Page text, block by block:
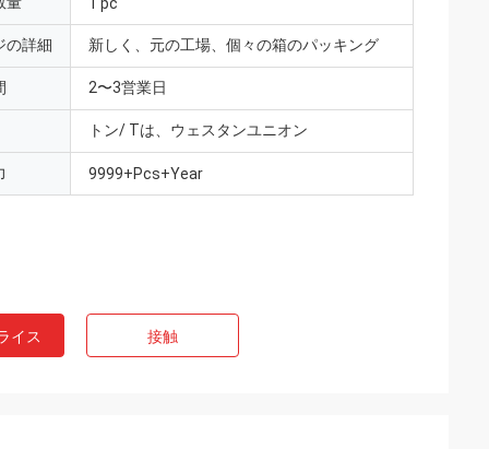
の詳細 新しく、元の工場、個々の箱のパッキング
2〜3営業日
トン/ Tは、ウェスタンユニオン
9999+Pcs+Year
イス 接触